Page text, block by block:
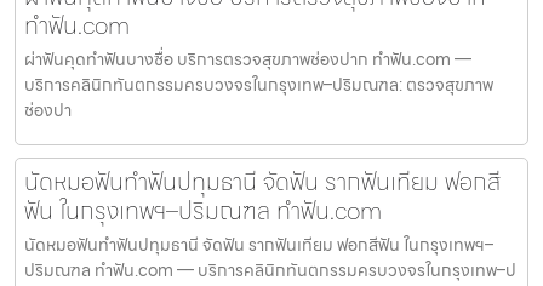
ทำฟัน.com
ผ่าฟันคุดทำฟันบางซื่อ บริการตรวจสุขภาพช่องปาก ทำฟัน.com —
บริการคลินิกทันตกรรมครบวงจรในกรุงเทพ–ปริมณฑล: ตรวจสุขภาพ
ช่องปา
นัดหมอฟันทำฟันปทุมธานี จัดฟัน รากฟันเทียม ฟอกสี
ฟัน ในกรุงเทพฯ–ปริมณฑล ทำฟัน.com
นัดหมอฟันทำฟันปทุมธานี จัดฟัน รากฟันเทียม ฟอกสีฟัน ในกรุงเทพฯ–
ปริมณฑล ทำฟัน.com — บริการคลินิกทันตกรรมครบวงจรในกรุงเทพ–ป